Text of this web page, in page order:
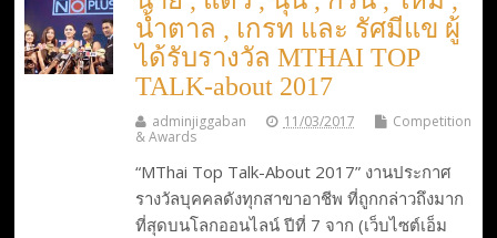
น้ำตาล , เกรท และ รัศมีแข ผู้
ได้รับรางวัล MTHAI TOP
TALK-about 2017
adminjiggaban 11/03/2017
Competition
& Awards
“MThai Top Talk-About 2017” งานประกาศ
รางวัลบุคคลดังทุกสาขาอาชีพ ที่ถูกกล่าวถึงมาก
ที่สุดบนโลกออนไลน์ ปีที่ 7 จาก (เว็บไซต์เอ็ม